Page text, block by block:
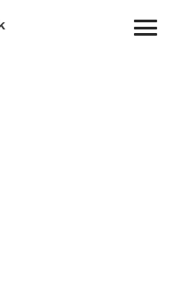
Aoptik